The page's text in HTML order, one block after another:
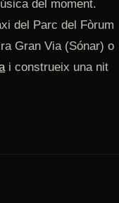
del moment.
del Parc del Fòrum
Gran Via (Sónar) o
i construeix una nit